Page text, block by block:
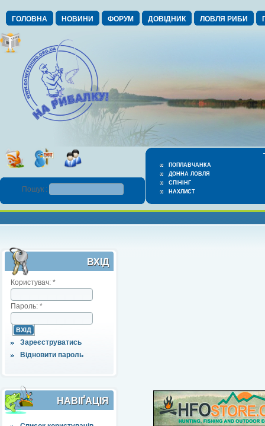
ГОЛОВНА НОВИНИ ФОРУМ ДОВІДНИК ЛОВЛЯ РИБИ
ПОПЛАВЧАНКА
ДОННА ЛОВЛЯ
СПІНІНГ
НАХЛИСТ
Пошук :
ВХІД
Користувач: *
Пароль: *
Зареєструватись
Відновити пароль
НАВІҐАЦІЯ